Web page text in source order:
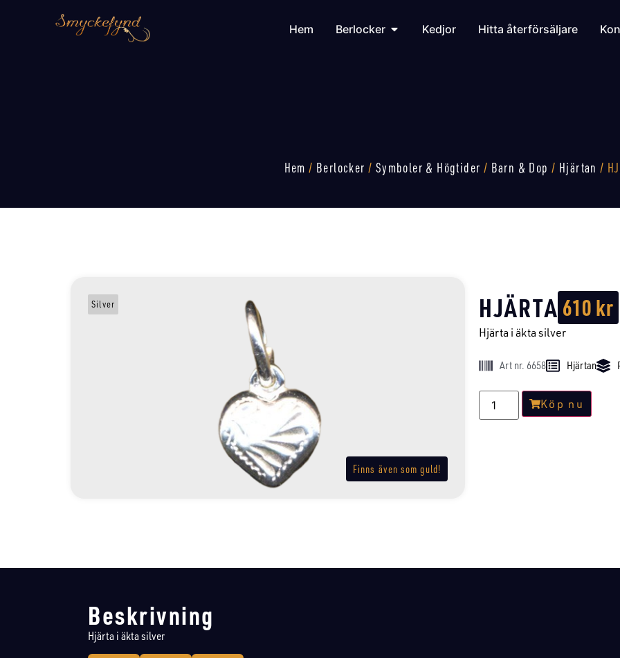
Hem Berlocker Kedjor Hitta återförsäljare
Hem / Berlocker / Symboler & Högtider / Barn & Dop / Hjärtan /
Finns även som guld!
Silver HJÄRTA 610kr
Hjärta i äkta silver
Art nr. 6658 Hjärtan
Köp nu
Beskrivning
Hjärta i äkta silver